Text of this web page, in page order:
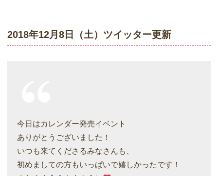
2018年12月8日（土）ツイッター更新
今日はカレンダー発売イベント
ありがとうございました！
いつも来てくださるみなさんも、
初めましての方もいっぱいで嬉しかったです！